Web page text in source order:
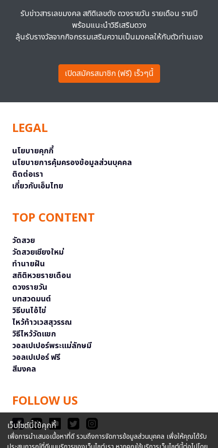
รับข่าวสารเลขมงคล สถิติเลขดัง ดวงรายวัน รายเดือน รายปี
พร้อมแนะนำวิธีเสริมดวง
ลุ้นรับรางวัลจากกิจกรรมเสริมความเป็นมงคลให้กับตัวท่านเอง
เปิดสมัครสมาชิก (ฟรี) เร็วๆนี้
LEGAL
นโยบายคุกกี้
นโยบายการคุ้มครองข้อมูลส่วนบุคคล
ติดต่อเรา
เกี่ยวกับเอ็มไทย
TOP CONTENT
วัดสวย
วัดสวยเชียงใหม่
ทำนายฝัน
สถิติหวยรายเดือน
ดวงรายวัน
บทสวดมนต์
วิธีบนไอ้ไข่
ไหว้ท้าวเวสสุวรรณ
วิธีไหว้วัดแขก
วอลเปเปอร์พระแม่ลักษมี
วอลเปเปอร์ ฟรี
สีมงคล
FOLLOW US
เว็บไซต์นี้ใช้คุกกี้
เพื่อการนำเสนอเนื้อหาที่ดี รวมถึงการจัดการข้อมูลส่วนบุคคล เพื่อให้คุณได้รับ